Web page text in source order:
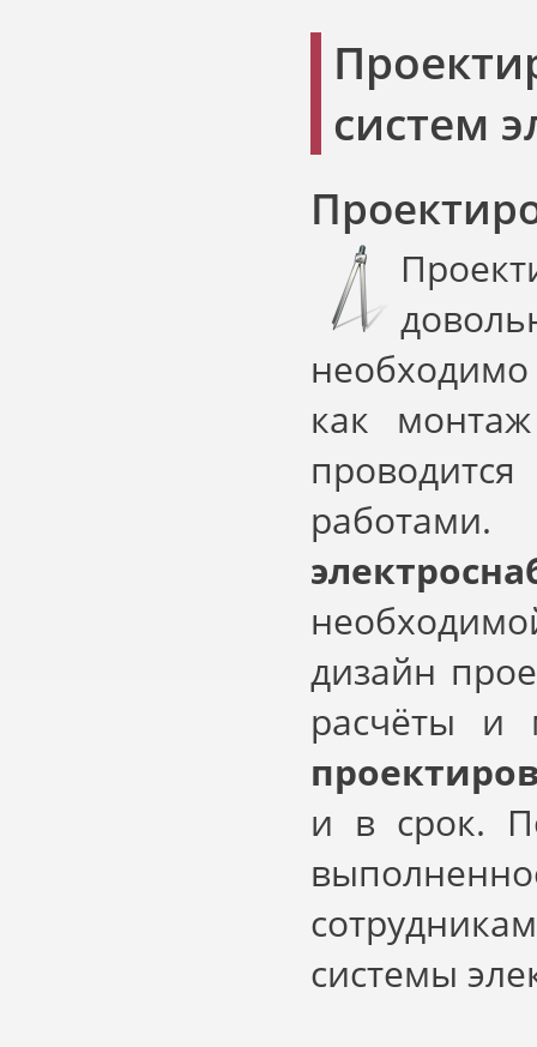
систем
как
дизайн
расчёты и
и в срок.
системы